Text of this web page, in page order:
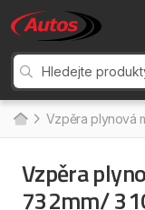
Vzpěra plynová
Vzpěra
732mm/